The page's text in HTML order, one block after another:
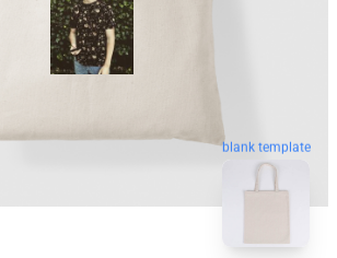
blank template